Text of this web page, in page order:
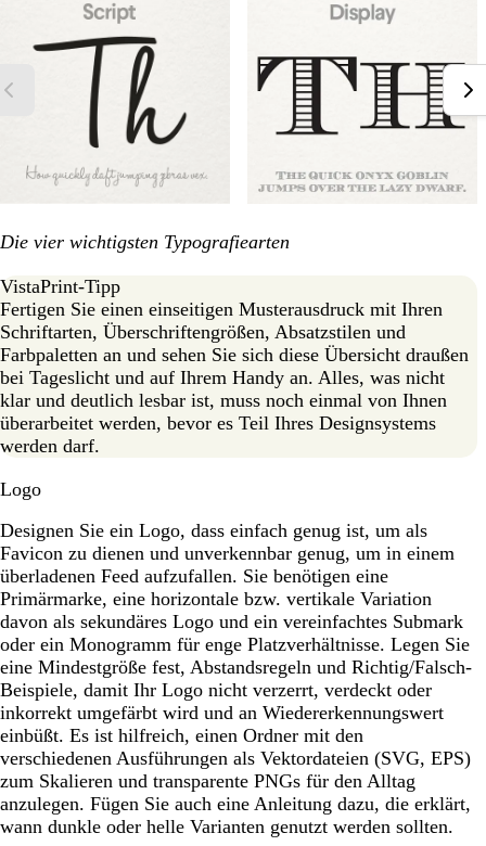
Die vier wichtigsten Typografiearten
VistaPrint-Tipp
Fertigen Sie einen einseitigen Musterausdruck mit Ihren
Schriftarten, Überschriftengrößen, Absatzstilen und
Farbpaletten an und sehen Sie sich diese Übersicht draußen
bei Tageslicht und auf Ihrem Handy an. Alles, was nicht
klar und deutlich lesbar ist, muss noch einmal von Ihnen
überarbeitet werden, bevor es Teil Ihres Designsystems
werden darf.
Logo
Designen Sie ein Logo, dass einfach genug ist, um als
Favicon zu dienen und unverkennbar genug, um in einem
überladenen Feed aufzufallen. Sie benötigen eine
Primärmarke, eine horizontale bzw. vertikale Variation
davon als sekundäres Logo und ein vereinfachtes Submark
oder ein Monogramm für enge Platzverhältnisse. Legen Sie
eine Mindestgröße fest, Abstandsregeln und Richtig/Falsch-
Beispiele, damit Ihr Logo nicht verzerrt, verdeckt oder
inkorrekt umgefärbt wird und an Wiedererkennungswert
einbüßt. Es ist hilfreich, einen Ordner mit den
verschiedenen Ausführungen als Vektordateien (SVG, EPS)
zum Skalieren und transparente PNGs für den Alltag
anzulegen. Fügen Sie auch eine Anleitung dazu, die erklärt,
wann dunkle oder helle Varianten genutzt werden sollten.